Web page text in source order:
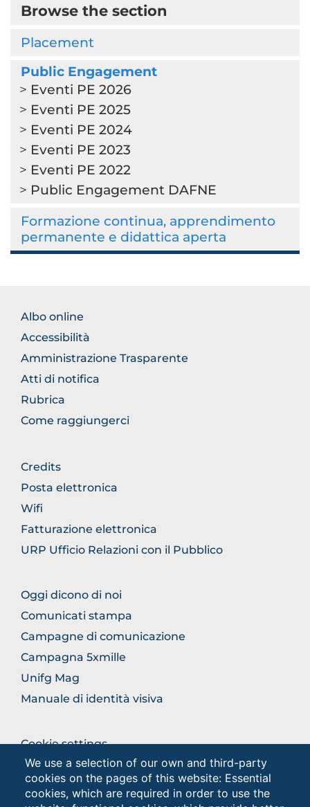
We use a selection of our own and third-party
cookies on the pages of this website: Essential
cookies, which are required in order to use the
Browse the section
Placement
Public Engagement
Eventi PE 2026
Eventi PE 2025
Eventi PE 2024
Eventi PE 2023
Eventi PE 2022
Public Engagement DAFNE
Formazione continua, apprendimento
permanente e didattica aperta
BROWSE
THE
SECTION
Albo online
Accessibilità
Amministrazione Trasparente
Atti di notifica
Rubrica
Come raggiungerci
BROWSE
THE
SECTION
Credits
Posta elettronica
Wifi
Fatturazione elettronica
URP Ufficio Relazioni con il Pubblico
BROWSE
THE
SECTION
Oggi dicono di noi
Comunicati stampa
Campagne di comunicazione
Campagna 5xmille
Unifg Mag
Manuale di identità visiva
BROWSE
THE
SECTION
Cookie settings
Privacy
Privacy - Studenti